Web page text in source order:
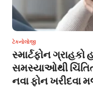
ટેકનોલોજી
સ્માર્ટફોન
સમસ્યાઓથી
નવા ફોન ખરીદવા